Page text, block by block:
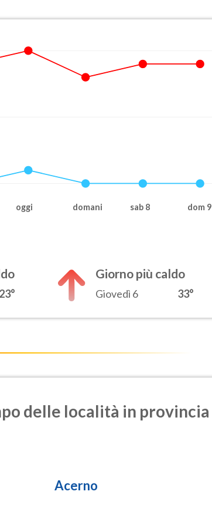
oggi domani sab 8 dom 9
23°
Giorno più caldo
Giovedì 6 33°
delle località in provincia
Acerno